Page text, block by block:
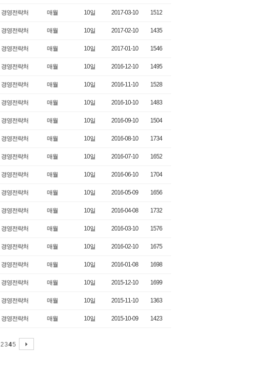
경영전략처 매월 10일 2017-03-10 1512
경영전략처 매월 10일 2017-02-10 1435
경영전략처 매월 10일 2017-01-10 1546
경영전략처 매월 10일 2016-12-10 1495
경영전략처 매월 10일 2016-11-10 1528
경영전략처 매월 10일 2016-10-10 1483
경영전략처 매월 10일 2016-09-10 1504
경영전략처 매월 10일 2016-08-10 1734
경영전략처 매월 10일 2016-07-10 1652
경영전략처 매월 10일 2016-06-10 1704
경영전략처 매월 10일 2016-05-09 1656
경영전략처 매월 10일 2016-04-08 1732
경영전략처 매월 10일 2016-03-10 1576
경영전략처 매월 10일 2016-02-10 1675
경영전략처 매월 10일 2016-01-08 1698
경영전략처 매월 10일 2015-12-10 1699
경영전략처 매월 10일 2015-11-10 1363
경영전략처 매월 10일 2015-10-09 1423
2345